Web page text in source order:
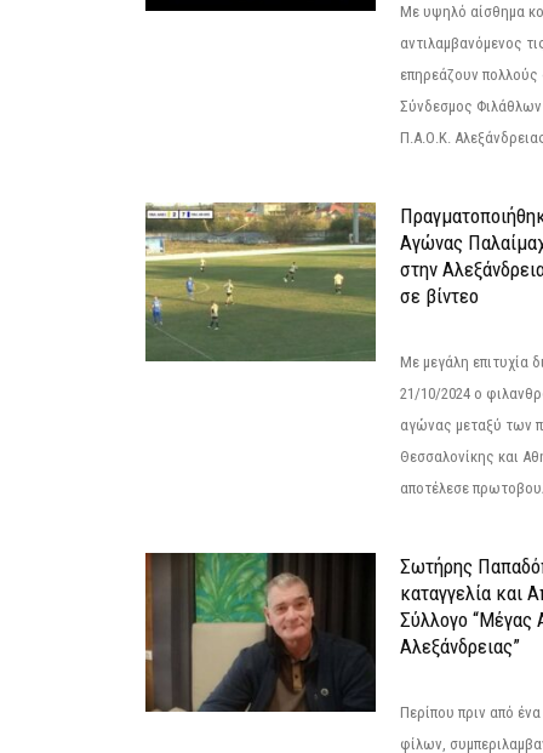
Με υψηλό αίσθημα
αντιλαμβανόμενος
επηρεάζουν πολλούς
Σύνδεσμος
Π.Α.Ο.Κ.
Αγώνας
στην
σε βίντεο
Με μεγάλη επιτυχία
21/10/2024 ο
αγώνας μεταξύ των
Θεσσαλονίκης και
αποτέλεσε
Σωτήρης
καταγγελία και
Σύλλογο “Μέγας
Αλεξάνδρειας”
Περίπου πριν από
φίλων,